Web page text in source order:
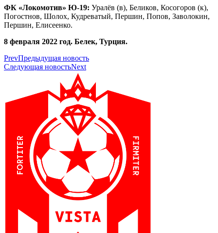
ФК «Локомотив» Ю-19: Уралёв (в), Беликов, Косогоров (к),
Погостнов, Шолох, Кудреватый, Першин, Попов, Заволокин,
Першин, Елисеенко.
8 февраля 2022 год. Белек, Турция.
PrevПредыдущая новость
Следующая новостьNext